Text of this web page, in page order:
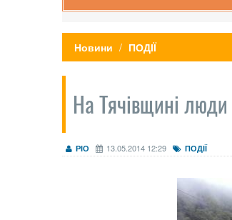
Новини ПОДІЇ
На Тячівщині
РІО 13.05.2014 12:29 ПОДІЇ